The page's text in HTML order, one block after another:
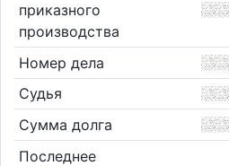
приказного
производства
Номер дела
Судья
Сумма долга
Последнее